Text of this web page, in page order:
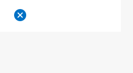
教育および啓蒙活動の実施